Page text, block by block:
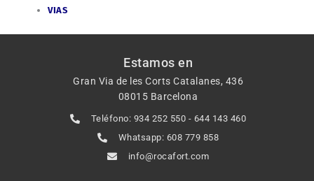
VIAS
Estamos en
Gran Via de les Corts Catalanes, 436
08015 Barcelona
Teléfono: 934 252 550 - 644 143 460
Whatsapp: 608 779 858
info@rocafort.com